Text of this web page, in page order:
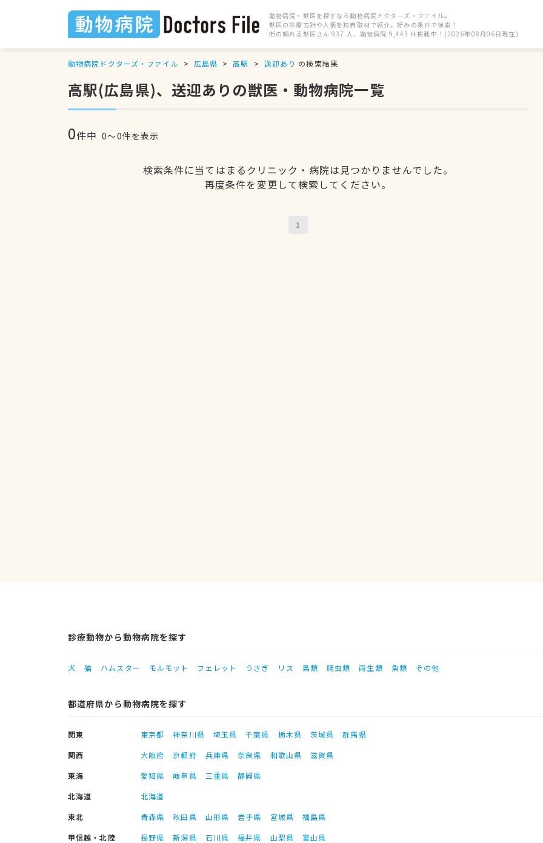
動物病院・獣医を探すなら動物病院ドクターズ・ファイル。
獣医の診療方針や人柄を独自取材で紹介。好みの条件で検索！
街の頼れる獣医さん 937 人、動物病院 9,443 件掲載中！(2026年08月06日現在)
動物病院ドクターズ・ファイル 広島県 高駅 送迎あり の検索結果
高駅(広島県)、送迎ありの獣医・動物病院一覧
0件中 0〜0件を表示
検索条件に当てはまるクリニック・病院は見つかりませんでした。
再度条件を変更して検索してください。
1
診療動物から動物病院を探す
犬 猫 ハムスター モルモット フェレット うさぎ リス 鳥類 爬虫類 両生類 魚類 その他
都道府県から動物病院を探す
関東 東京都 神奈川県 埼玉県 千葉県 栃木県 茨城県
群馬県
関西
大阪府 京都府 兵庫県 奈良県 和歌山県
滋賀県
東海
愛知県 岐阜県 三重県
静岡県
北海道
北海道
東北
青森県 秋田県 山形県 岩手県 宮城県
福島県
甲信越・北陸
長野県 新潟県 石川県 福井県 山梨県
富山県